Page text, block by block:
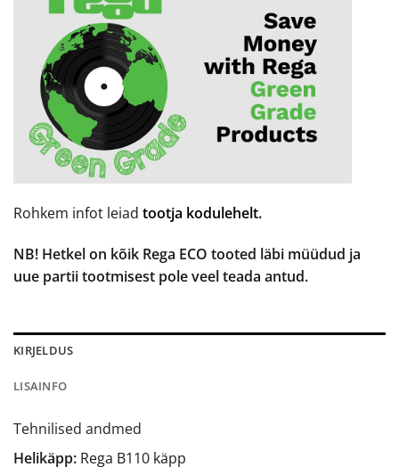
Rohkem infot leiad tootja kodulehelt.
NB! Hetkel on kõik Rega ECO tooted läbi müüdud ja
uue partii tootmisest pole veel teada antud.
KIRJELDUS
LISAINFO
Tehnilised andmed
Helikäpp: Rega B110 käpp